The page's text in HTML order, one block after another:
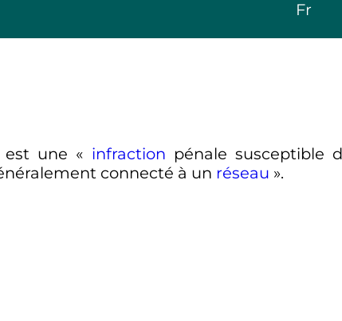
Fr
une « infraction pénale susceptible
connecté à un réseau ».